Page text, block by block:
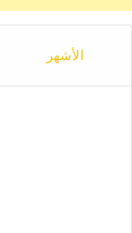
الأشهر